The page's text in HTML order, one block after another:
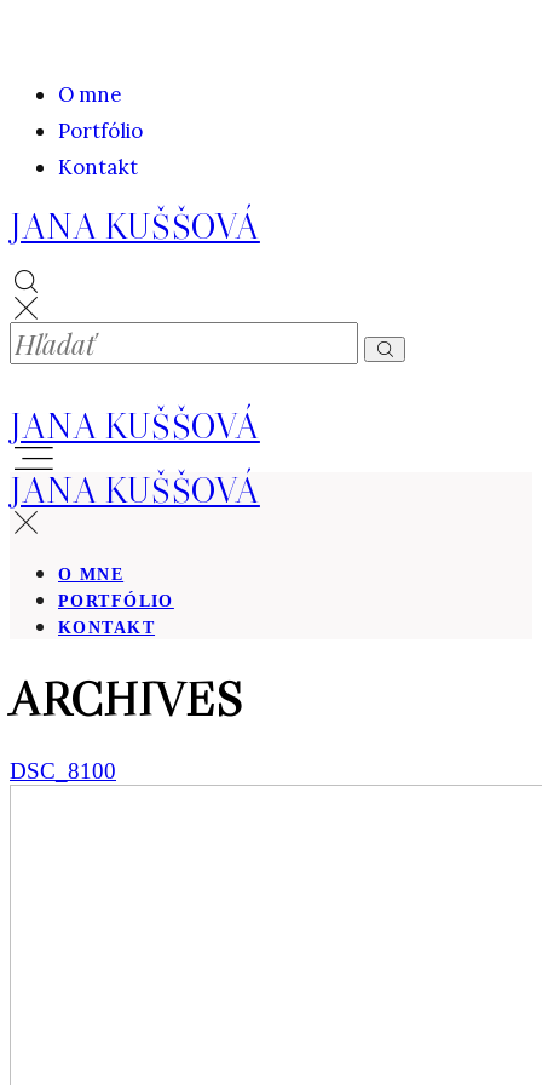
O mne
Portfólio
Kontakt
JANA KUŠŠOVÁ
JANA KUŠŠOVÁ
JANA KUŠŠOVÁ
O MNE
PORTFÓLIO
KONTAKT
ARCHIVES
DSC_8100